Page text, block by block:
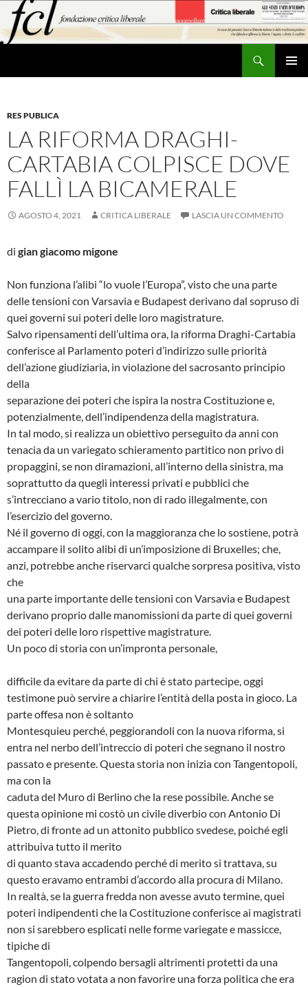
contenuto
RES PUBLICA
LA RIFORMA DRAGHI-
CARTABIA COLPISCE DOVE
FALLÌ LA BICAMERALE
AGOSTO 4, 2021 CRITICA LIBERALE LASCIA UN COMMENTO
di gian giacomo migone
Non funziona l’alibi “lo vuole l’Europa”, visto che una parte
delle tensioni con Varsavia e Budapest derivano dal sopruso di
quei governi sui poteri delle loro magistrature.
Salvo ripensamenti dell’ultima ora, la riforma Draghi-Cartabia
conferisce al Parlamento poteri d’indirizzo sulle priorità
dell’azione giudiziaria, in violazione del sacrosanto principio
della
separazione dei poteri che ispira la nostra Costituzione e,
potenzialmente, dell’indipendenza della magistratura.
In tal modo, si realizza un obiettivo perseguito da anni con
tenacia da un variegato schieramento partitico non privo di
propaggini, se non diramazioni, all’interno della sinistra, ma
soprattutto da quegli interessi privati e pubblici che
s’intrecciano a vario titolo, non di rado illegalmente, con
l’esercizio del governo.
Né il governo di oggi, con la maggioranza che lo sostiene, potrà
accampare il solito alibi di un’imposizione di Bruxelles; che,
anzi, potrebbe anche riservarci qualche sorpresa positiva, visto
che
una parte importante delle tensioni con Varsavia e Budapest
derivano proprio dalle manomissioni da parte di quei governi
dei poteri delle loro rispettive magistrature.
Un poco di storia con un’impronta personale,
difficile da evitare da parte di chi è stato partecipe, oggi
testimone può servire a chiarire l’entità della posta in gioco. La
parte offesa non è soltanto
Montesquieu perché, peggiorandoli con la nuova riforma, si
entra nel nerbo dell’intreccio di poteri che segnano il nostro
passato e presente. Questa storia non inizia con Tangentopoli,
ma con la
caduta del Muro di Berlino che la rese possibile. Anche se
questa opinione mi costò un civile diverbio con Antonio Di
Pietro, di fronte ad un attonito pubblico svedese, poiché egli
attribuiva tutto il merito
di quanto stava accadendo perché di merito si trattava, su
questo eravamo entrambi d’accordo alla procura di Milano.
In realtà, se la guerra fredda non avesse avuto termine, quei
poteri indipendenti che la Costituzione conferisce ai magistrati
non si sarebbero esplicati nelle forme variegate e massicce,
tipiche di
Tangentopoli, colpendo bersagli altrimenti protetti da una
ragion di stato votata a non favorire una forza politica che era